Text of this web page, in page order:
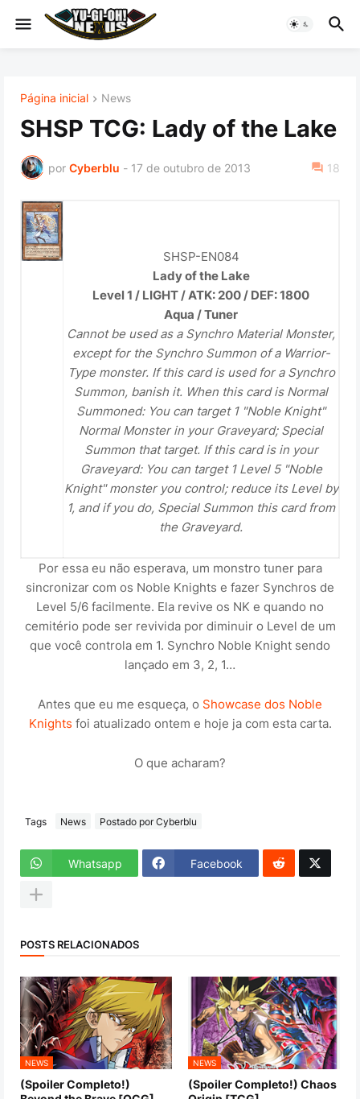
Página inicial News
SHSP TCG: Lady of the Lake
por Cyberblu - 17 de outubro de 2013 18
SHSP-EN084
Lady of the Lake
Level 1 / LIGHT / ATK: 200 / DEF: 1800
Aqua / Tuner
Cannot be used as a Synchro Material Monster,
except for the Synchro Summon of a Warrior-
Typemonster. If this card is used for a Synchro
Summon, banish it. When this card is Normal
Summoned: You can target 1 "Noble Knight"
Normal Monsterin your Graveyard; Special
Summonthat target. If this card is in your
Graveyard: You can target 1 Level 5 "Noble
Knight" monster you control; reduce its Levelby
1, and if you do, Special Summon this card from
the Graveyard.
Por essa eu não esperava, um monstro tuner para
sincronizar com os Noble Knights e fazer Synchros de
Level 5/6 facilmente. Ela revive os NK e quando no
cemitério pode ser revivida por diminuir o Level de um
que você controla em 1. Synchro Noble Knight sendo
lançado em 3, 2, 1…
Antes que eu me esqueça, o Showcase dos Noble
Knights foi atualizado ontem e hoje ja com esta carta.
O que acharam?
Tags News Postado por Cyberblu
Whatsapp Facebook
POSTS RELACIONADOS
NEWS
(Spoiler Completo!)
NEWS
(Spoiler Completo!) Chaos